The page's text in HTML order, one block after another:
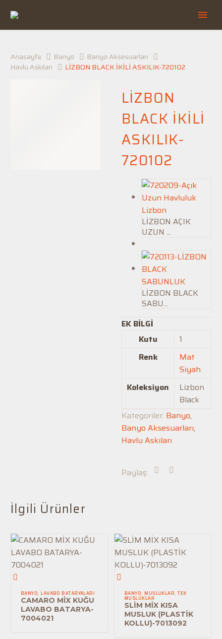
Anasayfa Banyo
Banyo Aksesuarları
Havlu Askıları
LİZBON BLACK İKİLİ ASKILIK-720102
LİZBON
BLACK İKİLİ
ASKILIK-
720102
LİZBON AÇIK
UZUN ...
LİZBON BLACK
SABU...
EK BILGI
Kutu
1
Renk
Mat
Siyah
Koleksiyon
Lizbon
Black
Kategoriler: Banyo,
Banyo Aksesuarları,
Havlu Askıları
Paylaş:
İlgili Ürünler
CAMARO
MİX
KUĞU
LAVABO
BANYO, LAVABO BATARYALARI
CAMARO MİX KUĞU
LAVABO BATARYA-
7004021
SLİM
MİX
KISA
MUSLUK
(PLASTİK
BANYO, MUSLUKLAR,TEK
MUSLUKLAR
SLİM MİX KISA
MUSLUK (PLASTİK
KOLLU)-7013092